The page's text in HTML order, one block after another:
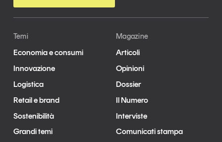
Temi
Economia e consumi
Innovazione
Logistica
Retail e brand
Sostenibilità
Grandi temi
Magazine
Articoli
Opinioni
Dossier
Il Numero
Interviste
Comunicati stampa